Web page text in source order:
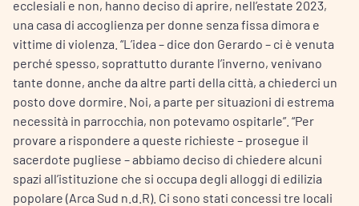
ecclesiali e non, hanno deciso di aprire, nell’estate 2023,
una casa di accoglienza per donne senza fissa dimora e
vittime di violenza. “L’idea – dice don Gerardo – ci è venuta
perché spesso, soprattutto durante l’inverno, venivano
tante donne, anche da altre parti della città, a chiederci un
posto dove dormire. Noi, a parte per situazioni di estrema
necessità in parrocchia, non potevamo ospitarle”. “Per
provare a rispondere a queste richieste – prosegue il
sacerdote pugliese – abbiamo deciso di chiedere alcuni
spazi all’istituzione che si occupa degli alloggi di edilizia
popolare (Arca Sud n.d.R). Ci sono stati concessi tre locali